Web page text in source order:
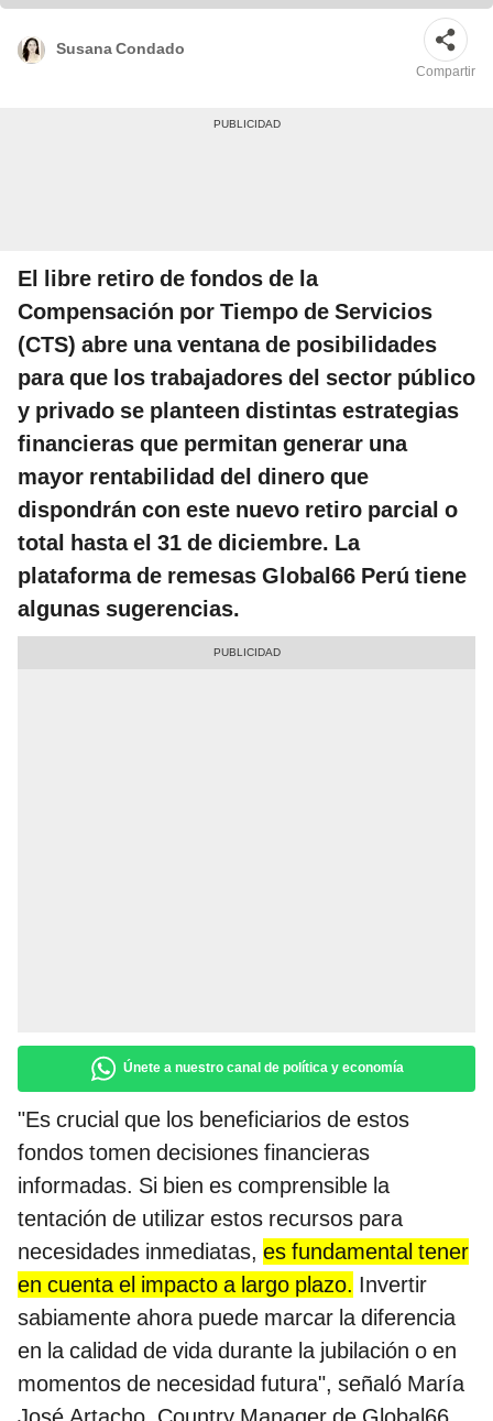
Susana Condado
Compartir
El libre retiro de fondos de la
Compensación por Tiempo de Servicios
(CTS) abre una ventana de posibilidades
para que los trabajadores del sector público
y privado se planteen distintas estrategias
financieras que permitan generar una
mayor rentabilidad del dinero que
dispondrán con este nuevo retiro parcial o
total hasta el 31 de diciembre. La
plataforma de remesas Global66 Perú tiene
algunas sugerencias.
Únete a nuestro canal de política y economía
"Es crucial que los beneficiarios de estos
fondos tomen decisiones financieras
informadas. Si bien es comprensible la
tentación de utilizar estos recursos para
necesidades inmediatas, es fundamental tener
en cuenta el impacto a largo plazo. Invertir
sabiamente ahora puede marcar la diferencia
en la calidad de vida durante la jubilación o en
momentos de necesidad futura", señaló María